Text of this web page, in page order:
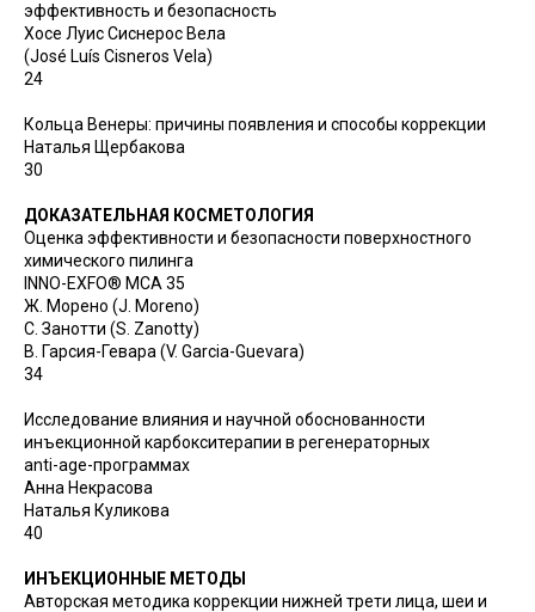
эффективность и безопасность
Хосе Луис Сиснерос Вела
(José Luís Cisneros Vela)
24
Кольца Венеры: причины появления и способы коррекции
Наталья Щербакова
30
ДОКАЗАТЕЛЬНАЯ КОСМЕТОЛОГИЯ
Оценка эффективности и безопасности поверхностного
химического пилинга
INNO-EXFO® MCA 35
Ж. Морено (J. Moreno)
С. Занотти (S. Zanotty)
В. Гарсия-Гевара (V. Garcia-Guevara)
34
Исследование влияния и научной обоснованности
инъекционной карбокситерапии в регенераторных
anti-age-программах
Анна Некрасова
Наталья Куликова
40
ИНЪЕКЦИОННЫЕ МЕТОДЫ
Авторская методика коррекции нижней трети лица, шеи и